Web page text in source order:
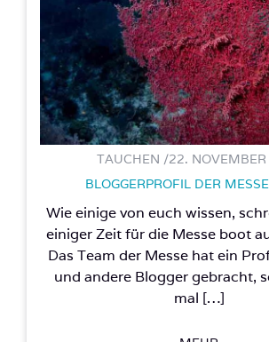
TAUCHEN /22.
BLOGGERPROFIL DER
Wie einige von euch wissen,
einiger Zeit für die Messe boot
Das Team der Messe hat ein
und andere Blogger gebracht,
mal […]